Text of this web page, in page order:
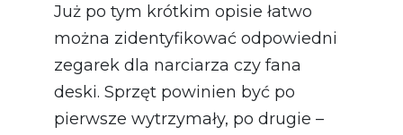
Już po tym krótkim opisie łatwo
można zidentyfikować odpowiedni
zegarek dla narciarza czy fana
deski. Sprzęt powinien być po
pierwsze wytrzymały, po drugie –